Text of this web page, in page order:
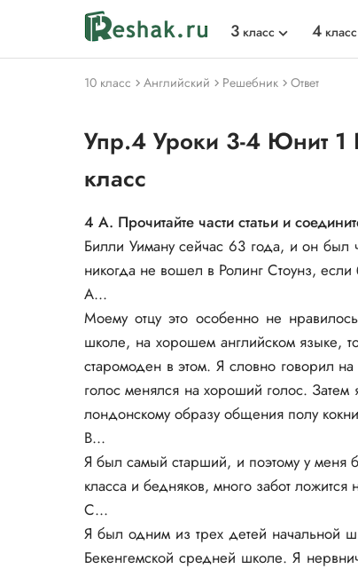
3 класс 4 класс
10 класс Английский Решебник Ответ
Упр.4 Уроки 3-4 Юнит 1
класс
4 А. Прочитайте части статьи и
Билли Уиману сейчас 63 года, и он
никогда не вошел в Ролинг Стоунз, если
А...
Моему отцу это особенно не
школе, на хорошем английском языке,
старомоден в этом. Я словно говорил
голос менялся на хороший голос.
лондонскому образу общения полу
В...
Я был самый старший, и поэтому у меня
класса и бедняков, много забот ложится
С...
Я был одним из трех детей начальной
Бекенгемской средней школе. Я